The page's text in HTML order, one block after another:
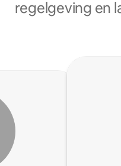
regelgeving en